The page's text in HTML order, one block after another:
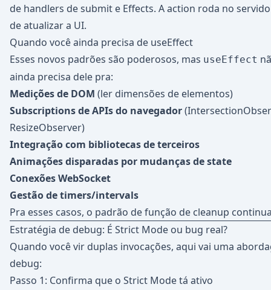
de handlers de submit e Effects. A action roda no
de atualizar a UI.
Quando você ainda precisa de useEffect
Esses novos padrões são poderosos, mas useEffect
ainda precisa dele pra:
Medições de DOM (ler dimensões de elementos)
Subscriptions de APIs do navegador
ResizeObserver)
Integração com bibliotecas de terceiros
Animações disparadas por mudanças de state
Conexões WebSocket
Gestão de timers/intervals
Pra esses casos, o padrão de função de cleanup
Estratégia de debug: É Strict Mode ou bug real?
Quando você vir duplas invocações, aqui vai uma
debug:
Passo 1: Confirma que o Strict Mode tá ativo